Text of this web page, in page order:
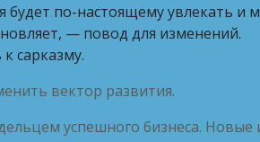
по-настоящему увлекать и
— повод для изменений.
сарказму.
вектор развития.
успешного бизнеса. Новые